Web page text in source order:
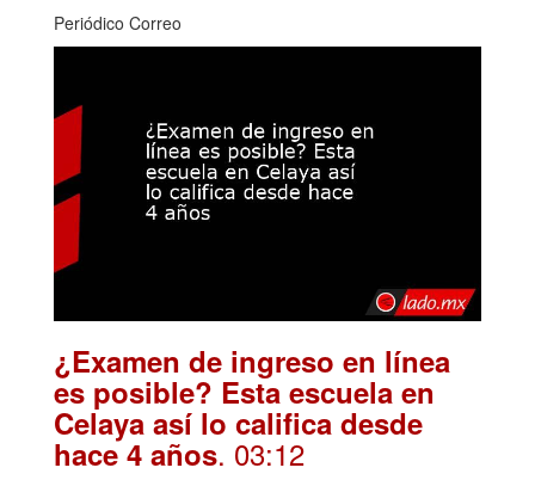
Periódico Correo
¿Examen de ingreso en línea
es posible? Esta escuela en
Celaya así lo califica desde
hace 4 años. 03:12